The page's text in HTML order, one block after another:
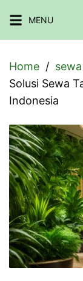
to
MENU
Home
Solusi Sewa
Indonesia